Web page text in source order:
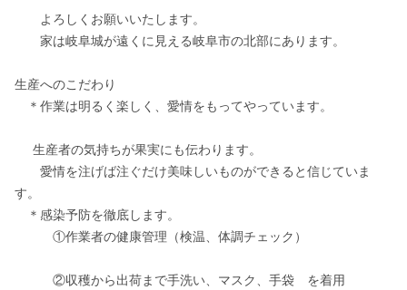
よろしくお願いいたします。
家は岐阜城が遠くに見える岐阜市の北部にあります。
生産へのこだわり
＊作業は明るく楽しく、愛情をもってやっています。
愛情を注げば注ぐだけ美味しいものができると信じていま
す。
＊感染予防を徹底します。
①作業者の健康管理（検温、体調チェック）
②収穫から出荷まで手洗い、マスク、手袋　を着用